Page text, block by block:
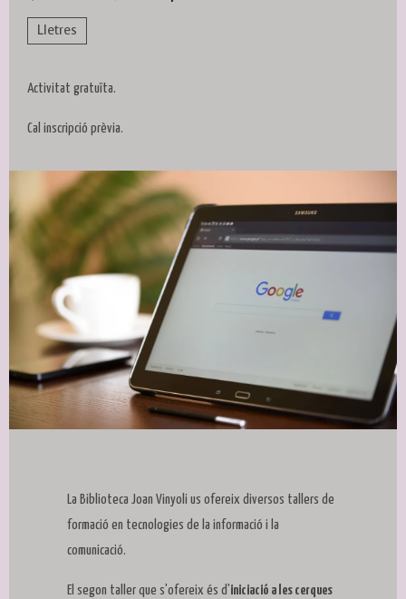
Lletres
Activitat gratuïta.
Cal inscripció prèvia.
La Biblioteca Joan Vinyoli us ofereix diversos tallers de
formació en tecnologies de la informació i la
comunicació.
El segon taller que s'ofereix és d'iniciació a les cerques